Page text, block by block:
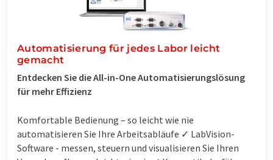
Automatisierung für jedes Labor leicht
gemacht
Entdecken Sie die All-in-One Automatisierungslösung
für mehr Effizienz
Komfortable Bedienung – so leicht wie nie
automatisieren Sie Ihre Arbeitsabläufe ✓ LabVision-
Software - messen, steuern und visualisieren Sie Ihren